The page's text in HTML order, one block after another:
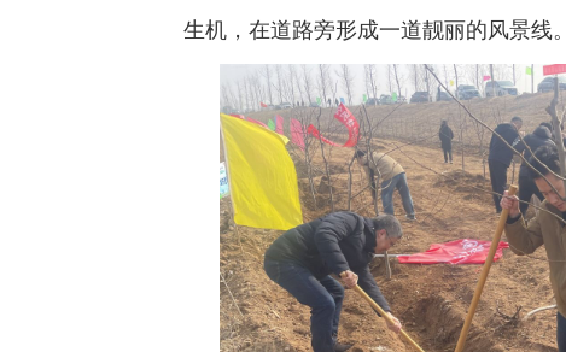
生机，在道路旁形成一道靓丽的风景线。